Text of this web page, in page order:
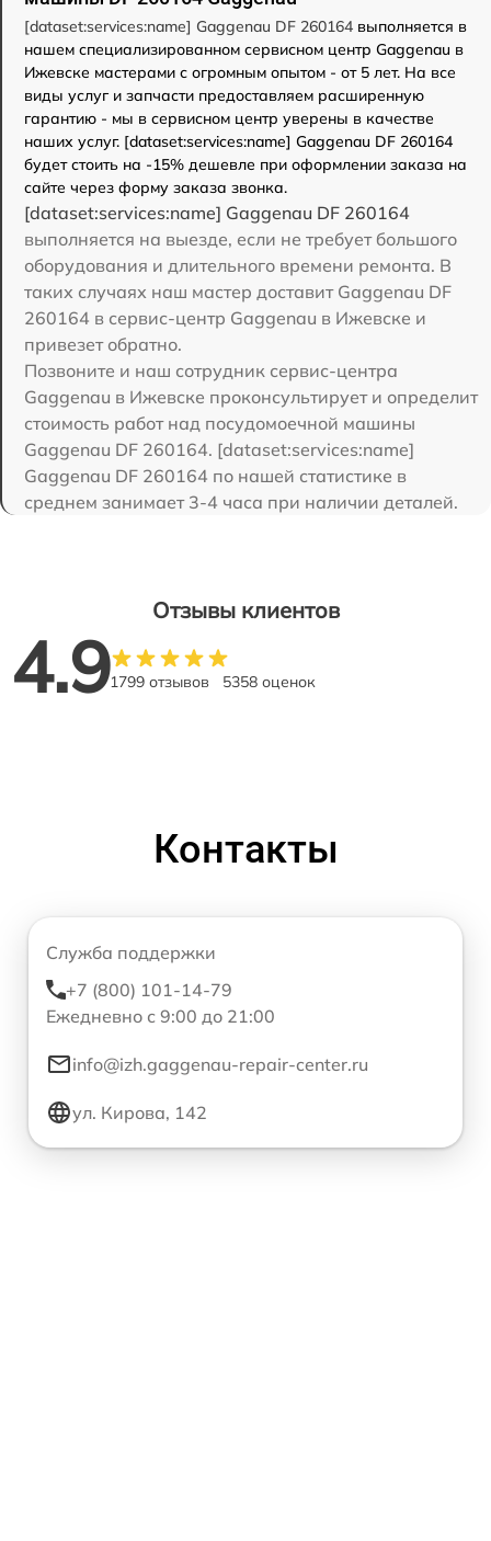
[dataset:services:name] Gaggenau DF 260164 выполняется в
нашем специализированном сервисном центр Gaggenau в
Ижевске мастерами с огромным опытом - от 5 лет. На все
виды услуг и запчасти предоставляем расширенную
гарантию - мы в сервисном центр уверены в качестве
наших услуг. [dataset:services:name] Gaggenau DF 260164
будет стоить на -15% дешевле при оформлении заказа на
сайте через форму заказа звонка.
[dataset:services:name] Gaggenau DF 260164
выполняется на выезде, если не требует большого
оборудования и длительного времени ремонта. В
таких случаях наш мастер доставит Gaggenau DF
260164 в сервис-центр Gaggenau в Ижевске и
привезет обратно.
Позвоните и наш сотрудник сервис-центра
Gaggenau в Ижевске проконсультирует и определит
стоимость работ над посудомоечной машины
Gaggenau DF 260164. [dataset:services:name]
Gaggenau DF 260164 по нашей статистике в
среднем занимает 3-4 часа при наличии деталей.
Отзывы клиентов
4.91799 отзывов 5358 оценок
Контакты
Служба поддержки
+7 (800) 101-14-79
Ежедневно с 9:00 до 21:00
info@izh.gaggenau-repair-center.ru
ул. Кирова, 142